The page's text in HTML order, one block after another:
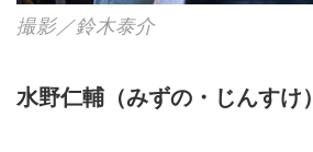
撮影／鈴木泰介
水野仁輔（みずの・じんすけ）